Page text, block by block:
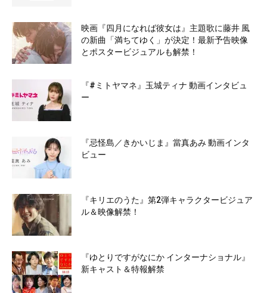
映画『四月になれば彼女は』主題歌に藤井 風
の新曲「満ちてゆく」が決定！最新予告映像
とポスタービジュアルも解禁！
『#ミトヤマネ』玉城ティナ 動画インタビュ
ー
『忌怪島／きかいじま』當真あみ 動画インタ
ビュー
『キリエのうた』第2弾キャラクタービジュア
ル＆映像解禁！
『ゆとりですがなにか インターナショナル』
新キャスト＆特報解禁